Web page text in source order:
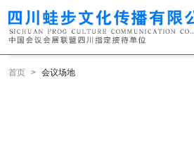
首页 会议场地